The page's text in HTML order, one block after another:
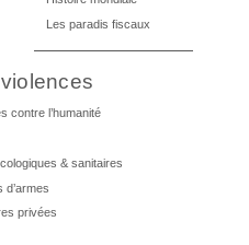
Les paradis fiscaux
contre l’humanité
& sanitaires
d’armes
privées